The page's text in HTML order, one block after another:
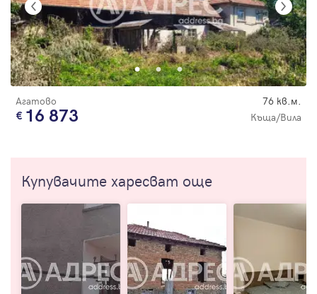
Агатово 76 кв.м.
16 873 Къща/Вила
Купувачите харесват още